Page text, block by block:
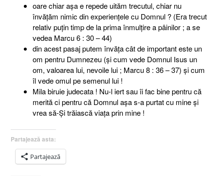
oare chiar aşa e repede uităm trecutul, chiar nu
învăţăm nimic din experienţele cu Domnul ? (Era trecut
relativ puţin timp de la prima înmulţire a pâinilor ; a se
vedea Marcu 6 : 30 – 44)
din acest pasaj putem învăţa cât de important este un
om pentru Dumnezeu (şi cum vede Domnul Isus un
om, valoarea lui, nevoile lui ; Marcu 8 : 36 – 37) şi cum
îl vede omul pe semenul lui !
Mila biruie judecata ! Nu-l iert sau îi fac bine pentru că
merită ci pentru că Domnul aşa s-a purtat cu mine şi
vrea să-Şi trăiască viaţa prin mine !
Partajează asta:
Partajează